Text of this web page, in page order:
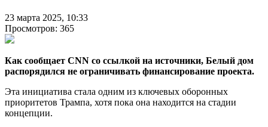
23 марта 2025, 10:33
Просмотров: 365
Как сообщает CNN со ссылкой на источники, Белый дом
распорядился не ограничивать финансирование проекта.
Эта инициатива стала одним из ключевых оборонных
приоритетов Трампа, хотя пока она находится на стадии
концепции.